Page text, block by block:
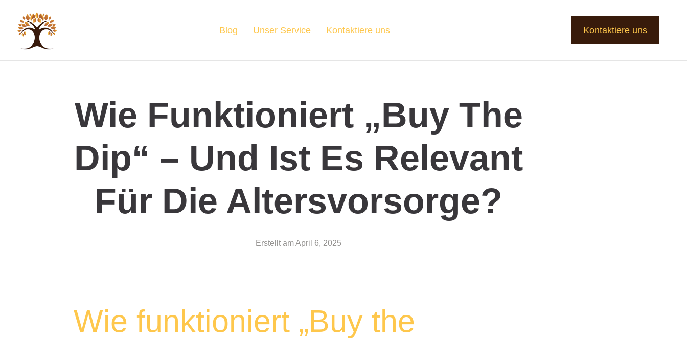
Blog Unser Service Kontaktiere uns Kontaktiere uns
Wie Funktioniert „Buy The
Dip“ – Und Ist Es Relevant
Für Die Altersvorsorge?
Erstellt amApril 6, 2025
Wie funktioniert „Buy the